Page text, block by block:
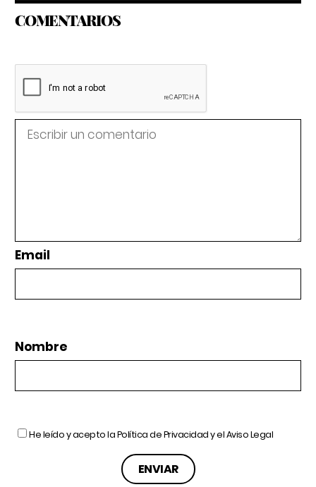
COMENTARIOS
Email
Nombre
He leído y acepto laPolítica de Privacidady elAviso Legal